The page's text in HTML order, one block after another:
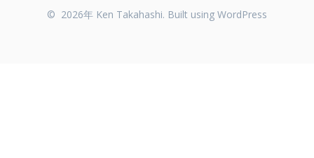
© 2026年 Ken Takahashi. Built using WordPress